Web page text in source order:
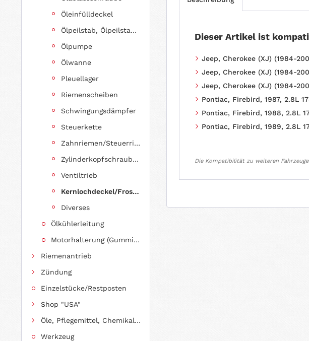
Öleinfülldeckel
Ölpeilstab, Ölpeilstabrohr
Ölpumpe
Ölwanne
Pleuellager
Riemenscheiben
Schwingungsdämpfer
Steuerkette
Zahnriemen/Steuerriemen
Zylinderkopfschrauben
Ventiltrieb
Kernlochdeckel/Froststopfen (Sätze, fahrzeugspezifisch)
Diverses
Ölkühlerleitung
Motorhalterung (Gummilagerung)
Riemenantrieb
Zündung
Einzelstücke/Restposten
Shop "USA"
Öle, Pflegemittel, Chemikalien und Additive
Werkzeug
Dieser Artikel ist
Jeep, Cherokee (XJ) (1984-
Jeep, Cherokee (XJ) (1984-
Jeep, Cherokee (XJ) (1984-
Pontiac, Firebird, 1987, 2.8L
Pontiac, Firebird, 1988, 2.8L
Pontiac, Firebird, 1989, 2.8L
Die Kompatibilität zu weiteren